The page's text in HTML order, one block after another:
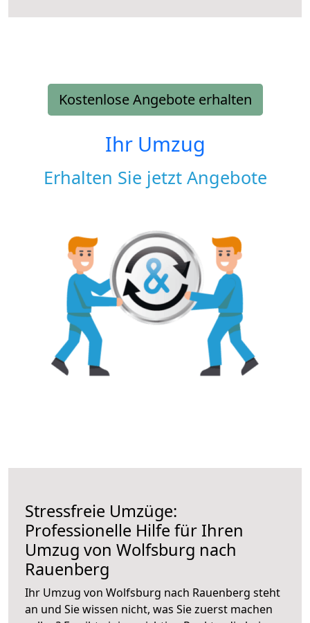
Kostenlose Angebote erhalten
Ihr Umzug
Erhalten Sie jetzt Angebote
Stressfreie Umzüge:
Professionelle Hilfe für Ihren
Umzug von Wolfsburg nach
Rauenberg
Ihr Umzug von Wolfsburg nach Rauenberg steht
an und Sie wissen nicht, was Sie zuerst machen